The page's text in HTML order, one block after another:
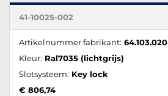
41-10025-002
Artikelnummer fabrikant: 64.103.020
Kleur: Ral7035 (lichtgrijs)
Slotsysteem: Key lock
€ 806,74